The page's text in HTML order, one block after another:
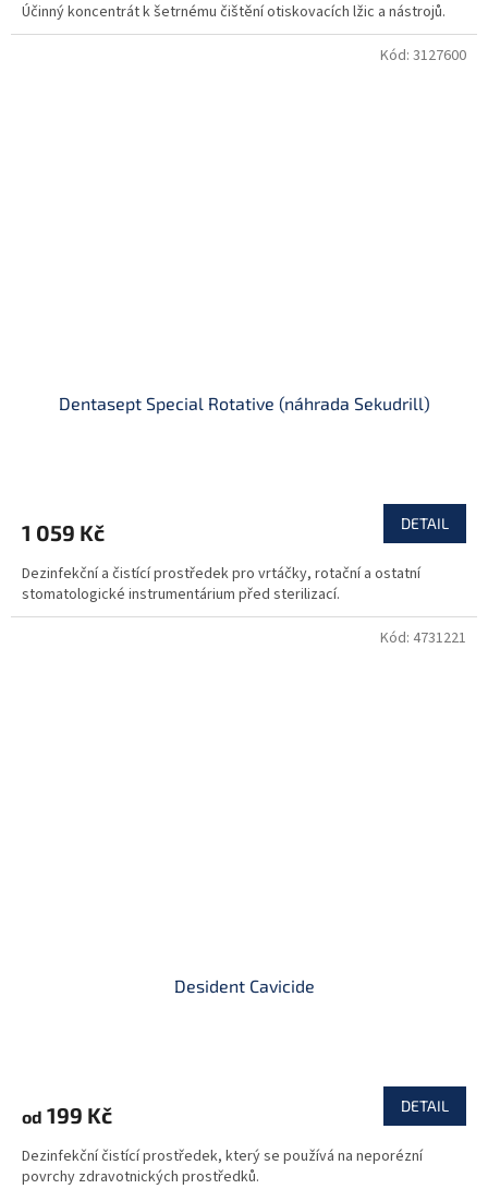
Účinný koncentrát k šetrnému čištění otiskovacích lžic a nástrojů.
Dentasept Special Rotative (náhrada Sekudrill)
1 059 Kč DETAIL
Dezinfekční a čistící prostředek pro vrtáčky, rotační a ostatní
stomatologické instrumentárium před sterilizací.
Kód: 3127600
Desident Cavicide
od 199 Kč DETAIL
Dezinfekční čistící prostředek, který se používá na neporézní
povrchy zdravotnických prostředků.
Kód: 4731221